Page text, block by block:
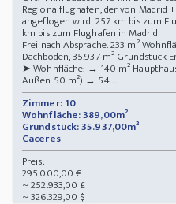
Regionalflughafen, der von Madrid
angeflogen wird. 257 km bis zum
km bis zum Flughafen in Madrid
Frei nach Absprache. 233 m²
Dachboden, 35.937 m² Grundstück
➤ Wohnfläche: → 140 m²
Außen 50 m²) → 54 ...
Zimmer: 10
Wohnfläche: 389,00m²
Grundstück: 35.937,00m²
Caceres
Preis:
295.000,00 €
~ 252.933,00 £
~ 326.329,00 $